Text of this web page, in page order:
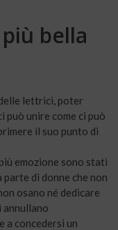
bella
lettrici, poter
può unire come ci può
il suo punto di
emozione sono stati
di donne che non
osano né dedicare
annullano
a concedersi un